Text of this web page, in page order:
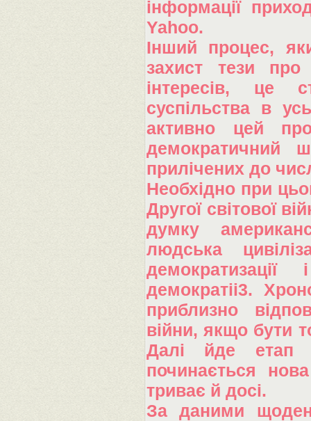
інформації
Yahoo.
Інший процес,
захист тези про
інтересів, це
суспільства в
активно цей
демократичний
прилічених до
Необхідно при
Другої світової
думку
людська
демократіі3.
приблизно
війни, якщо бути
Далі йде етап
починається
триває й досі.
За даними